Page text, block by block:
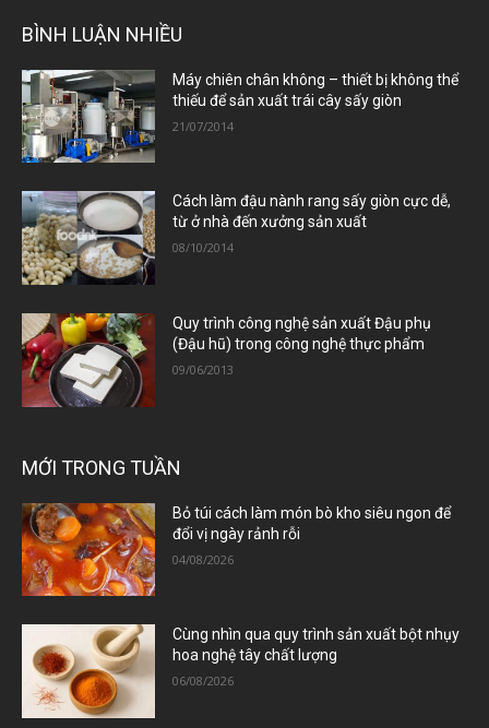
BÌNH LUẬN NHIỀU
Máy chiên chân không – thiết bị không thể
thiếu để sản xuất trái cây sấy giòn
21/07/2014
Cách làm đậu nành rang sấy giòn cực dễ,
từ ở nhà đến xưởng sản xuất
08/10/2014
Quy trình công nghệ sản xuất Đậu phụ
(Đậu hũ) trong công nghệ thực phẩm
09/06/2013
MỚI TRONG TUẦN
Bỏ túi cách làm món bò kho siêu ngon để
đổi vị ngày rảnh rỗi
04/08/2026
Cùng nhìn qua quy trình sản xuất bột nhụy
hoa nghệ tây chất lượng
06/08/2026